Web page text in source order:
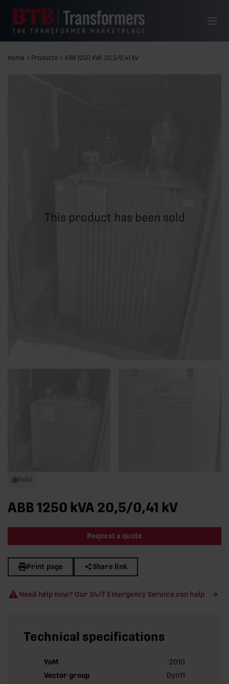
Menu
Home > Products > ABB 1250 kVA 20,5/0,41 kV
This product has been sold
Sold
ABB 1250 kVA 20,5/0,41 kV
Request a quote
Print page Share link
Need help now? Our 24/7 Emergency Service can help
Technical specifications
YoM
2010
Vector group
Dyn11